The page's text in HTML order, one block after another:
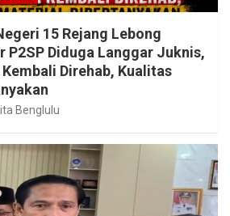
15 Rejang Lebong
Diduga Langgar Juknis,
Direhab, Kualitas
Benglulu